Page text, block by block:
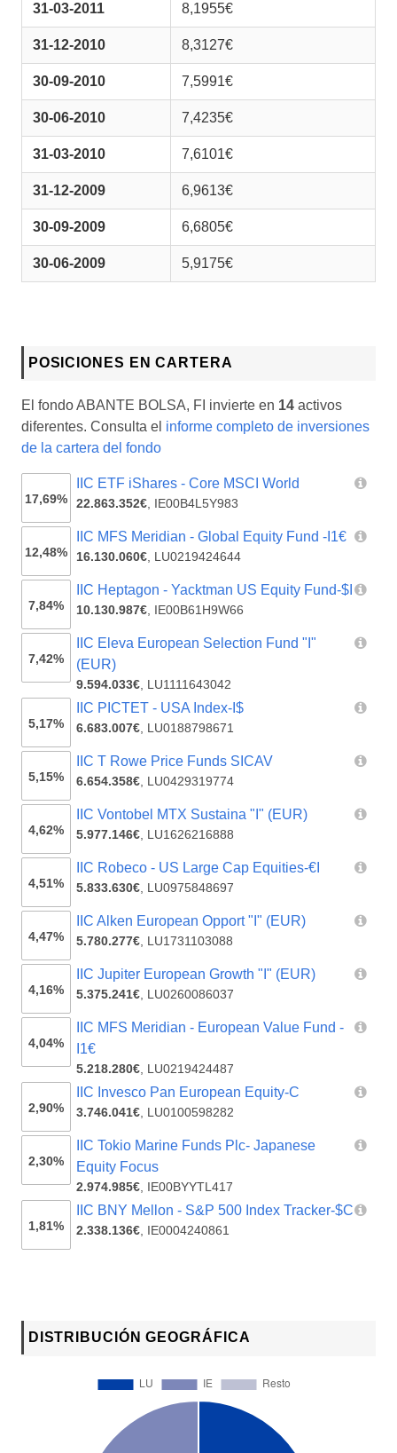
31-03-2011 8,1955€
31-12-2010 8,3127€
30-09-2010 7,5991€
30-06-2010 7,4235€
31-03-2010 7,6101€
31-12-2009 6,9613€
30-09-2009 6,6805€
30-06-2009 5,9175€
POSICIONES EN CARTERA
El fondo ABANTE BOLSA, FI invierte en 14 activos
diferentes. Consulta el informe completo de inversiones
de la cartera del fondo
17,69%
IIC ETF iShares - Core MSCI World
22.863.352€, IE00B4L5Y983
12,48%
IIC MFS Meridian - Global Equity Fund -I1€
16.130.060€, LU0219424644
7,84%
IIC Heptagon - Yacktman US Equity Fund-$I
10.130.987€, IE00B61H9W66
7,42%
IIC Eleva European Selection Fund "I"
(EUR)
9.594.033€, LU1111643042
5,17%
IIC PICTET - USA Index-I$
6.683.007€, LU0188798671
5,15%
IIC T Rowe Price Funds SICAV
6.654.358€, LU0429319774
4,62%
IIC Vontobel MTX Sustaina "I" (EUR)
5.977.146€, LU1626216888
4,51%
IIC Robeco - US Large Cap Equities-€I
5.833.630€, LU0975848697
4,47%
IIC Alken European Opport "I" (EUR)
5.780.277€, LU1731103088
4,16%
IIC Jupiter European Growth "I" (EUR)
5.375.241€, LU0260086037
4,04%
IIC MFS Meridian - European Value Fund -
I1€
5.218.280€, LU0219424487
2,90%
IIC Invesco Pan European Equity-C
3.746.041€, LU0100598282
2,30%
IIC Tokio Marine Funds Plc- Japanese
Equity Focus
2.974.985€, IE00BYYTL417
1,81%
IIC BNY Mellon - S&P 500 Index Tracker-$C
2.338.136€, IE0004240861
DISTRIBUCIÓN GEOGRÁFICA